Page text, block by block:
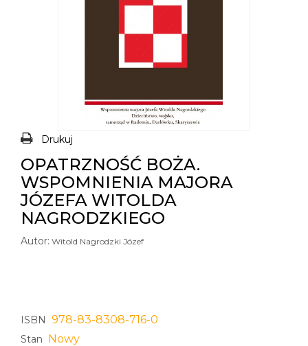
Drukuj
OPATRZNOŚĆ BOŻA.
WSPOMNIENIA MAJORA
JÓZEFA WITOLDA
NAGRODZKIEGO
Autor: Witold Nagrodzki Józef
ISBN 978-83-8308-716-0
Stan Nowy